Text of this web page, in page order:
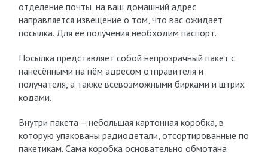
отделение почты, на ваш домашний адрес
направляется извещение о том, что вас ожидает
посылка. Для её получения необходим паспорт.
Посылка представляет собой непрозрачный пакет с
нанесёнными на нём адресом отправителя и
получателя, а также всевозможными бирками и штрих
кодами.
Внутри пакета – небольшая картонная коробка, в
которую упакованы радиодетали, отсортированные по
пакетикам. Сама коробка основательно обмотана